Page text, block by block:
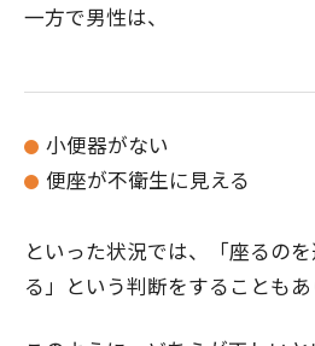
一方で男性は、
小便器がない
便座が不衛生に見える
といった状況では、「座るの
る」という判断をすることもあ